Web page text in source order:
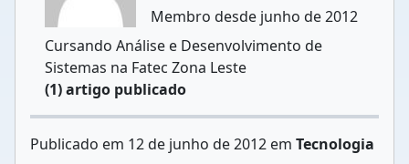
Membro desde junho de 2012
Cursando Análise e Desenvolvimento de
Sistemas na Fatec Zona Leste
(1) artigo publicado
Publicado em 12 de junho de 2012 em Tecnologia